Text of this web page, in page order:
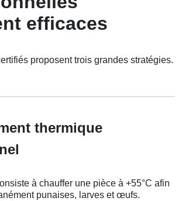
efficaces
proposent trois grandes stratégies.
thermique
à chauffer une pièce à +55°C afin
punaises, larves et œufs.